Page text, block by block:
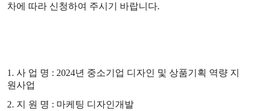
차에 따라 신청하여 주시기 바랍니다.
1. 사 업 명 : 2024년 중소기업 디자인 및 상품기획 역량 지
원사업
2. 지 원 명 : 마케팅 디자인개발